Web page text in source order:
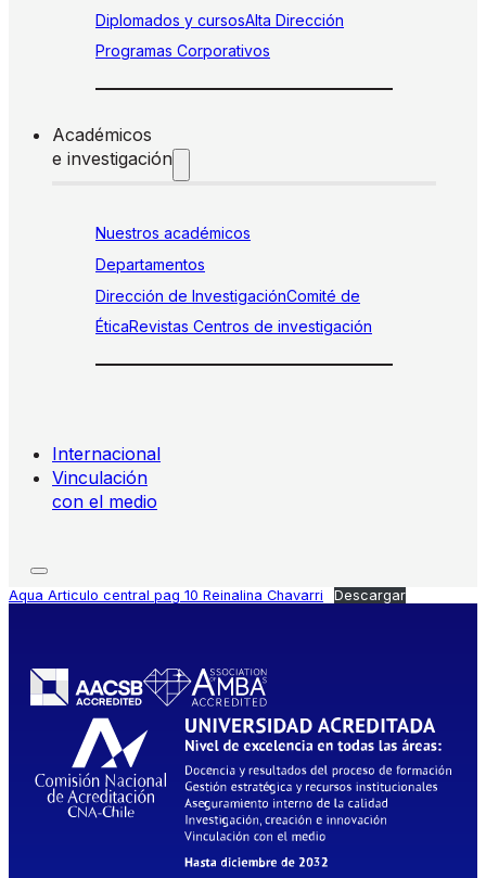
Diplomados y cursosAlta Dirección
Programas Corporativos
Académicos
e investigación
Nuestros académicos
Departamentos
Dirección de InvestigaciónComité de
ÉticaRevistas Centros de investigación
Internacional
Vinculación
con el medio
Aqua Articulo central pag 10 Reinalina Chavarri Descargar